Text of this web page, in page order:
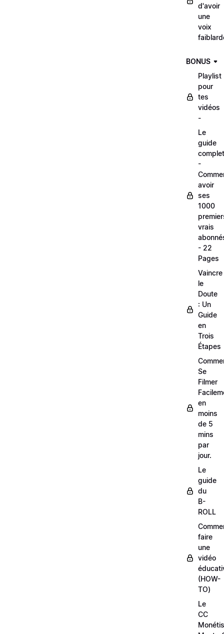
d'avoir
une
voix
BONUS
Playlist
pour
tes
vidéos
-
Le
guide
complet
-
avoir
ses
1000
vrais
- 22
Pages
Vaincre
le
Doute
: Un
Guide
en
Trois
Étapes
Se
Filmer
en
moins
de 5
mins
par
jour.
Le
guide
du
B-
ROLL
faire
une
vidéo
(HOW-
TO)
Le
CC